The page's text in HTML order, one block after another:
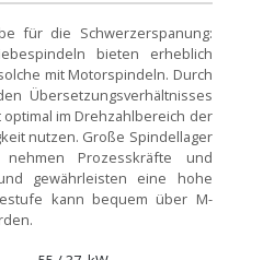
für die Schwerzerspanung:
bieten erheblich
mit Motorspindeln. Durch
Übersetzungsverhältnisses
im Drehzahlbereich der
nutzen. Große Spindellager
nehmen Prozesskräfte und
gewährleisten eine hohe
kann bequem über M-